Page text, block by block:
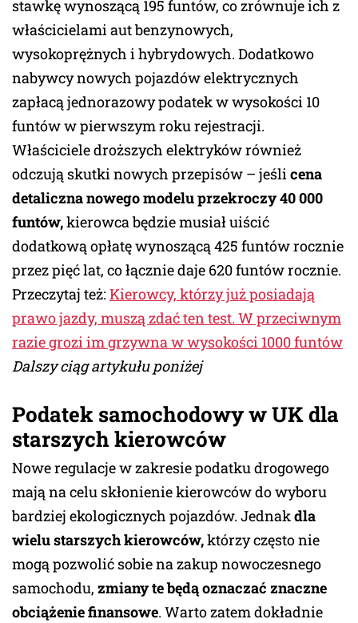
stawkę wynoszącą 195 funtów, co zrównuje ich z
właścicielami aut benzynowych,
wysokoprężnych i hybrydowych. Dodatkowo
nabywcy nowych pojazdów elektrycznych
zapłacą jednorazowy podatek w wysokości 10
funtów w pierwszym roku rejestracji.
Właściciele droższych elektryków również
odczują skutki nowych przepisów – jeślicena
detaliczna nowego modelu przekroczy 40 000
funtów,kierowca będzie musiał uiścić
dodatkową opłatę wynoszącą 425 funtów rocznie
przez pięć lat, co łącznie daje 620 funtów rocznie.
Przeczytaj też: Kierowcy, którzy już posiadają
prawo jazdy, muszą zdać ten test. W przeciwnym
razie grozi im grzywna w wysokości 1000 funtów
Dalszy ciąg artykułu poniżej
Podatek samochodowy w UK dla
starszych kierowców
Nowe regulacje w zakresie podatku drogowego
mają na celu skłonienie kierowców do wyboru
bardziej ekologicznych pojazdów. Jednakdla
wielu starszych kierowców,którzy często nie
mogą pozwolić sobie na zakup nowoczesnego
samochodu, zmiany te będą oznaczać znaczne
obciążenie finansowe. Warto zatem dokładnie